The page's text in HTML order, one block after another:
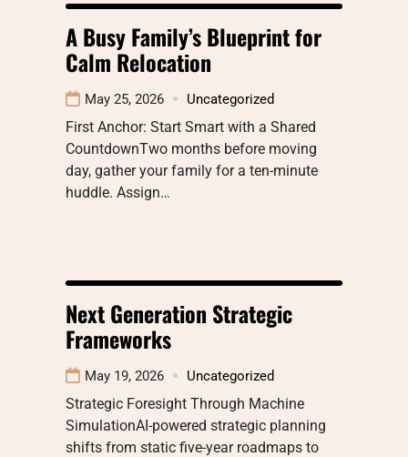
A Busy Family’s Blueprint for
Calm Relocation
May 25, 2026 Uncategorized
First Anchor: Start Smart with a Shared
CountdownTwo months before moving
day, gather your family for a ten-minute
huddle. Assign…
Next Generation Strategic
Frameworks
May 19, 2026 Uncategorized
Strategic Foresight Through Machine
SimulationAI-powered strategic planning
shifts from static five-year roadmaps to